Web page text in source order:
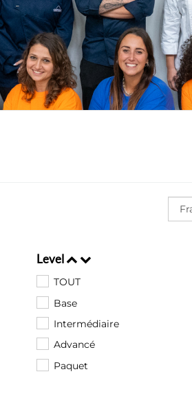
Level
TOUT
Base
Intermédiaire
Advancé
Paquet